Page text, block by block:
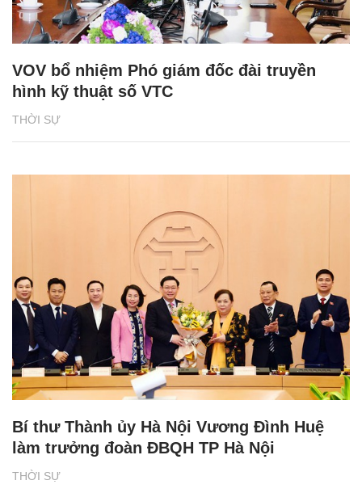
THỜI SỰ
VOV bổ nhiệm Phó giám đốc đài truyền
hình kỹ thuật số VTC
THỜI SỰ
Bí thư Thành ủy Hà Nội Vương Đình Huệ
làm trưởng đoàn ĐBQH TP Hà Nội